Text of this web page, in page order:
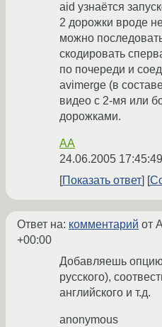
aid узнаётся
2 дорожки вроде
можно
скодировать
по почереди и
avimerge (в
видео с 2-мя или
дорожками.
AA
24.06.2005
Показать ответ
Ответ на: комментарий от
+00:00
Добавляешь
русского),
английского и т.д.
anonymous